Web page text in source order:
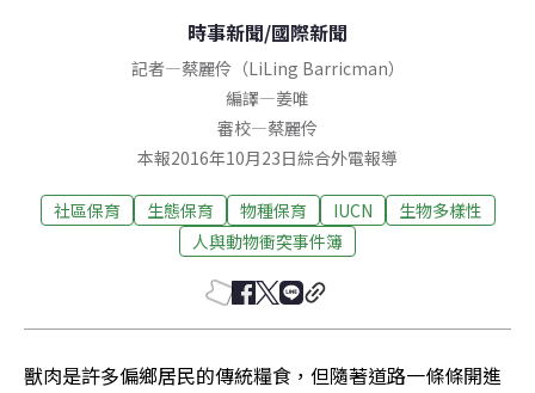
時事新聞/國際新聞
記者—蔡麗伶（LiLing Barricman）
編譯—姜唯
審校—蔡麗伶
本報2016年10月23日綜合外電報導
社區保育 生態保育 物種保育 IUCN
生物多樣性
人與動物衝突事件簿
獸肉是許多偏鄉居民的傳統糧食，但隨著道路一條條開進